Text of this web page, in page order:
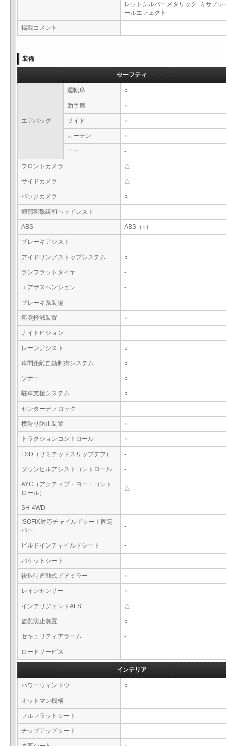
レットシルバーメタリック ミサノレ
ールエフェクト
掲載コメント -
装備
セーフティ
エアバッグ
運転席 ○
助手席 ○
サイド ○
カーテン ○
ニー -
フロントカメラ △
サイドカメラ △
バックカメラ ○
頸部衝撃緩和ヘッドレスト -
ABS ABS（○）
ブレーキアシスト -
アイドリングストップシステム ○
ランフラットタイヤ -
エアサスペンション -
ブレーキ系装備 -
衝突軽減装置 ○
ナイトビジョン -
レーンアシスト ○
車間距離自動制御システム ○
ソナー ○
駐車支援システム ○
センターデフロック -
横滑り防止装置 ○
トラクションコントロール ○
LSD（リミテッドスリップデフ） -
ダウンヒルアシストコントロール -
AYC（アクティブ・ヨー・コント
ロール）
△
SH-4WD
-
ISOFIX対応チャイルドシート固定
バー
-
ビルドインチャイルドシート -
バケットシート -
後退時連動式ドアミラー ○
レインセンサー ○
インテリジェントAFS △
盗難防止装置 ○
セキュリティアラーム -
ロードサービス -
インテリア
パワーウィンドウ ○
オットマン機構 -
フルフラットシート -
チップアップシート -